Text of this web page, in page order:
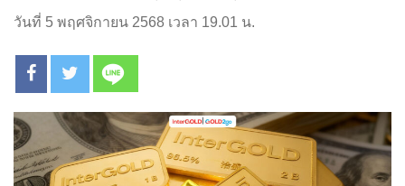
วันที่ 5 พฤศจิกายน 2568 เวลา 19.01 น.